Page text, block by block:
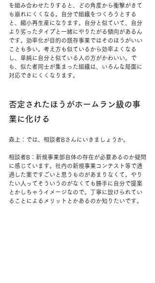
を組み合わせたりすると、どの角度から衝撃がきて
も崩れにくくなる。自分で組織をつくろうとする
と、縮小再生産になります。自分と似ていて、自分
より劣ったタイプと一緒にやりたがる傾向があるん
です。効率化が目的の既存事業ではそのほうがいい
ことも多い。考え方も似ているから効率よくなる
し、単純に自分と似ている人の方がかわいい。で
も、似た者同士が集まった組織は、いろんな局面に
対応できにくくなります。
否定されたほうがホームラン級の事
業に化ける
森上：では、相談者Bさんにいきましょうか。
相談者B：新規事業部自体の存在が必要あるのか疑問
に感じています。社内の新規事業コンテスト等で通
過した案ですごいと思うものがあまりなくて。やり
たい人ってそういうのがなくても勝手に自分で提案
とかしちゃうイメージなので。丁寧に設けられてい
ることによるメリットとかあるのか知りたいです。